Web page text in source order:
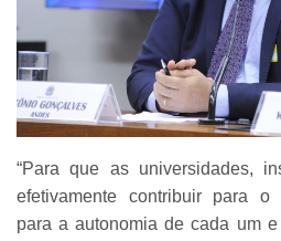
“Para que as universidades,
efetivamente contribuir para o
para a autonomia de cada um